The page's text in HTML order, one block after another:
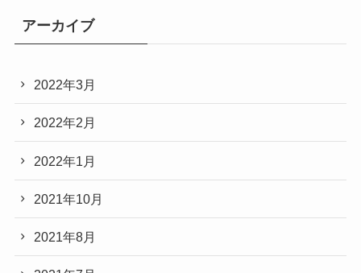
アーカイブ
2022年3月
2022年2月
2022年1月
2021年10月
2021年8月